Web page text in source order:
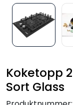
Koketopp
Sort Glass